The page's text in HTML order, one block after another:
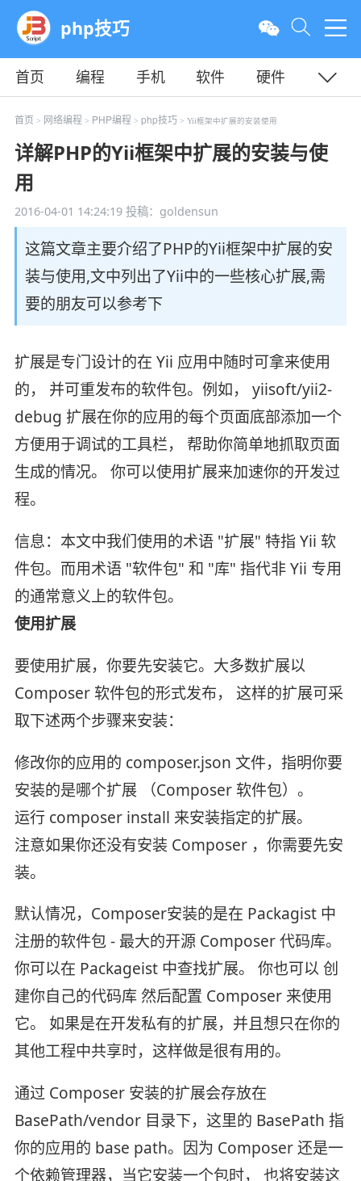
php技巧
首页 编程 手机 软件
硬件
教程
平面 服务器
首页 > 网络编程 > PHP编程 > php技巧 > Yii框架中扩展的安装使用
详解PHP的Yii框架中扩展的安装与使
用
2016-04-01 14:24:19投稿：goldensun
这篇文章主要介绍了PHP的Yii框架中扩展的安
装与使用,文中列出了Yii中的一些核心扩展,需
要的朋友可以参考下
扩展是专门设计的在 Yii 应用中随时可拿来使用
的， 并可重发布的软件包。例如， yiisoft/yii2-
debug 扩展在你的应用的每个页面底部添加一个
方便用于调试的工具栏， 帮助你简单地抓取页面
生成的情况。 你可以使用扩展来加速你的开发过
程。
信息：本文中我们使用的术语 "扩展" 特指 Yii 软
件包。而用术语 "软件包" 和 "库" 指代非 Yii 专用
的通常意义上的软件包。
使用扩展
要使用扩展，你要先安装它。大多数扩展以
Composer 软件包的形式发布， 这样的扩展可采
取下述两个步骤来安装：
修改你的应用的 composer.json 文件，指明你要
安装的是哪个扩展 （Composer 软件包）。
运行 composer install 来安装指定的扩展。
注意如果你还没有安装 Composer ，你需要先安
装。
默认情况，Composer安装的是在 Packagist 中
注册的软件包 - 最大的开源 Composer 代码库。
你可以在 Packageist 中查找扩展。 你也可以 创
建你自己的代码库 然后配置 Composer 来使用
它。 如果是在开发私有的扩展，并且想只在你的
其他工程中共享时，这样做是很有用的。
通过 Composer 安装的扩展会存放在
BasePath/vendor 目录下，这里的 BasePath 指
你的应用的 base path。因为 Composer 还是一
个依赖管理器，当它安装一个包时， 也将安装这